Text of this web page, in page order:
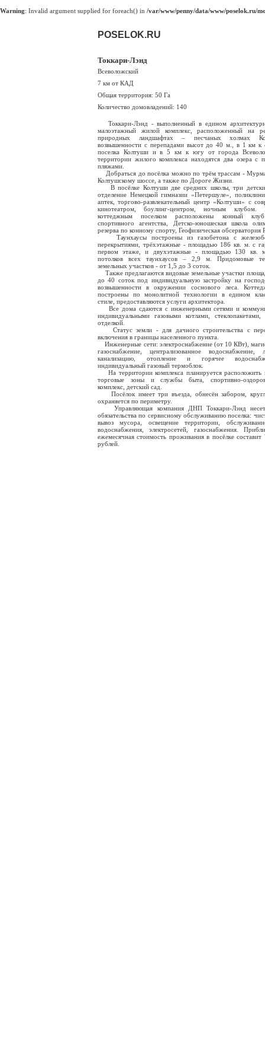
Warning: Invalid argument supplied for foreach() in /var/www/penny/data/www/poselok.ru/
POSELOK.RU
Токкари-Лэнд
Всеволожский
7 км от КАД
Общая территория: 50 Га
Количество домовладений: 140
Токкари-Лэнд - выполненный в едином
малоэтажный жилой комплекс, расположенный на
природных ландшафтах – песчаных холмах
возвышенности с перепадами высот до 40 м., в 1 км к
поселка Колтуши и в 5 км к югу от города
территории жилого комплекса находятся два озера с
пляжами.
Добраться до посёлка можно по трём трассам -
Колтушскому шоссе, а также по Дороге Жизни.
В посёлке Колтуши две средних школы, три
отделение Немецкой гимназии «Петершуле»,
аптек, торгово-развлекательный центр «Колтуши» с
кинотеатром, боулинг-центром, ночным
коттеджным поселком расположены конный
спортивного агентства, Детско-юношеская школа
резерва по конному спорту, Геофизическая обсерватория
Таунхаусы построены из газобетона с
перекрытиями, трёхэтажные - площадью 186 кв. м. с
первом этаже, и двухэтажные - площадью 130 кв.
потолков всех таунхаусов – 2,9 м. Придомовые
земельных участков - от 1,5 до 3 соток.
Также предлагаются видовые земельные участки
до 40 соток под индивидуальную застройку на
возвышенности в окружении соснового леса.
построены по монолитной технологии в едином
стиле, предоставляются услуги архитектора.
Все дома сдаются с инженерными сетями и
индивидуальными газовыми котлами, стеклопакетами,
отделкой.
Статус земли - для дачного строительства с
включения в границы населенного пункта.
Инженерные сети: электроснабжение (от 10 КВт),
газоснабжение, централизованное водоснабжение,
канализацию, отопление и горячее
индивидуальный газовый термоблок.
На территории комплекса планируется расположить
торговые зоны и службы быта, спортивно-
комплекс, детский сад.
Посёлок имеет три въезда, обнесён забором,
охраняется по периметру.
Управляющая компания ДНП Токкари-Лэнд
обязательства по сервисному обслуживанию поселка:
вывоз мусора, освещение территории,
водоснабжения, электросетей, газоснабжения.
ежемесячная стоимость проживания в посёлке составит
рублей.